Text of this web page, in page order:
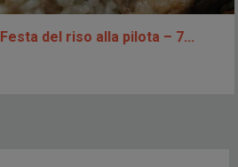
del riso alla pilota – 7...